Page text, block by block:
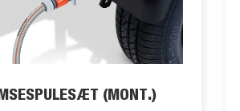
(MONT.)